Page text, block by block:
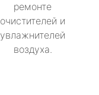
ремонте
очистителей и
увлажнителей
воздуха.